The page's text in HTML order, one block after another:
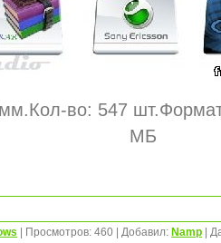
Кол-во: 547 шт.
МБ
Просмотров: 460 Добавил: Namp